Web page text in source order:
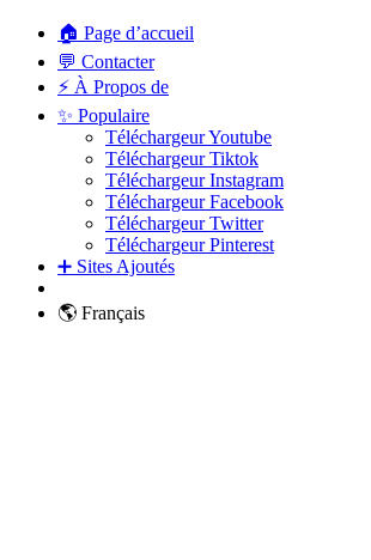
🏠 Page d’accueil
💬 Contacter
⚡ À Propos de
✨ Populaire
Téléchargeur Youtube
Téléchargeur Tiktok
Téléchargeur Instagram
Téléchargeur Facebook
Téléchargeur Twitter
Téléchargeur Pinterest
➕ Sites Ajoutés
🌎 Français